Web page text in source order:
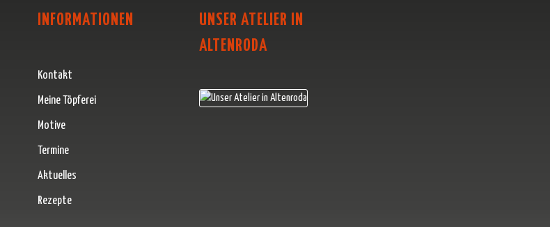
INFORMATIONEN
Kontakt
Meine Töpferei
Motive
Termine
Aktuelles
Rezepte
UNSER ATELIER IN
ALTENRODA